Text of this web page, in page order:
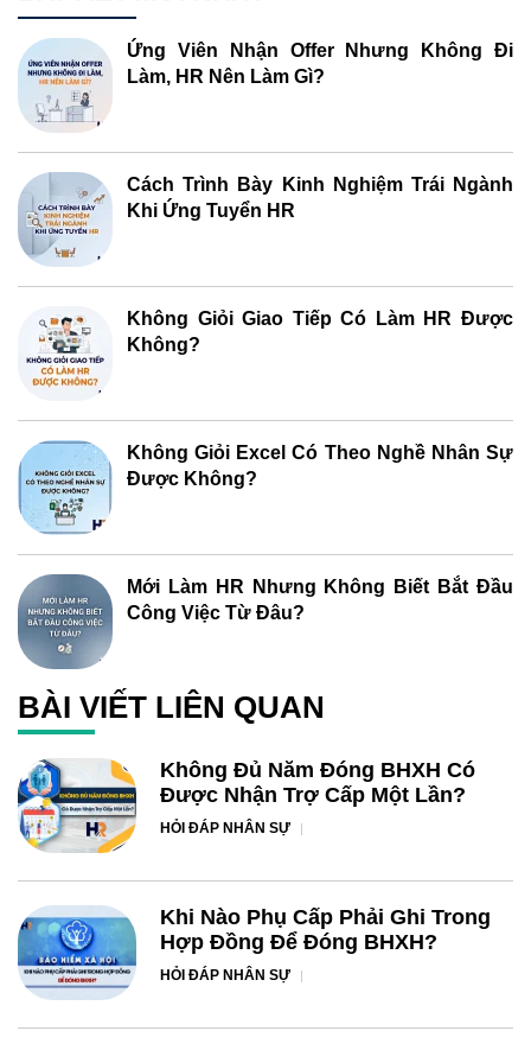
Ứng Viên Nhận Offer Nhưng Không Đi
Làm, HR Nên Làm Gì?
Cách Trình Bày Kinh Nghiệm Trái Ngành
Khi Ứng Tuyển HR
Không Giỏi Giao Tiếp Có Làm HR Được
Không?
Không Giỏi Excel Có Theo Nghề Nhân Sự
Được Không?
Mới Làm HR Nhưng Không Biết Bắt Đầu
Công Việc Từ Đâu?
BÀI VIẾT LIÊN QUAN
Không Đủ Năm Đóng BHXH Có
Được Nhận Trợ Cấp Một Lần?
HỎI ĐÁP NHÂN SỰ
Khi Nào Phụ Cấp Phải Ghi Trong
Hợp Đồng Để Đóng BHXH?
HỎI ĐÁP NHÂN SỰ